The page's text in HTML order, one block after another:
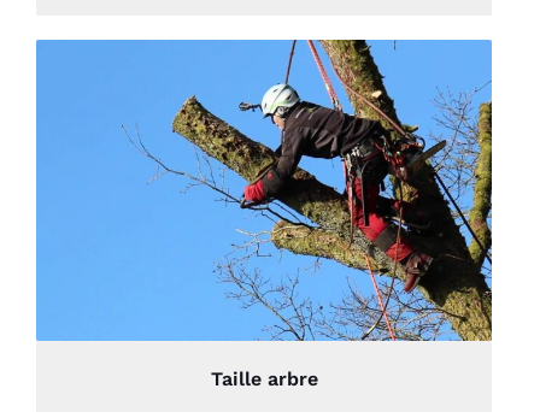
Taille arbre